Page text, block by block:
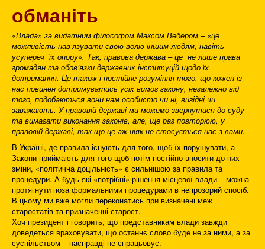
обманіть
«Влада» за видатним філософом Максом Вебером – «це
можливість нав’язувати свою волю іншим людям, навіть
усупереч їх опору». Так, правова держава – це не лише права
громадян та обов’язки державних інституцій щодо їх
дотримання. Це також і постійне розуміння того, що кожен із
нас повинен дотримуватись усіх вимог закону, незалежно від
того, подобаються вони нам особисто чи ні, вигідні чи
заважають. У правовій державі ми можемо звернутися до суду
та вимагати виконання законів, але, ще раз повторюю, у
правовій державі, так що це аж ніяк не стосується нас з вами.
В Україні, де правила існують для того, щоб їх порушувати, а
Закони приймають для того щоб потім постійно вносити до них
зміни, «політична доцільність» є сильнішою за правила та
процедури. А будь-які «потрібні» рішення місцевої влади – можна
протягнути поза формальними процедурами в непрозорий спосіб.
В цьому ми вже могли переконатись при визначені меж
старостатів та призначенні старост.
Хоч президент і говорить, що представникам влади завжди
доведеться враховувати, що останнє слово буде не за ними, а за
суспільством – насправді не спрацьовує.